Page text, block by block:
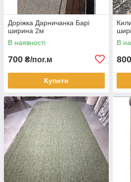
Доріжка Дарничанка Барі
ширина 2м
В наявності
700 ₴/пог.м
Купити
В
800